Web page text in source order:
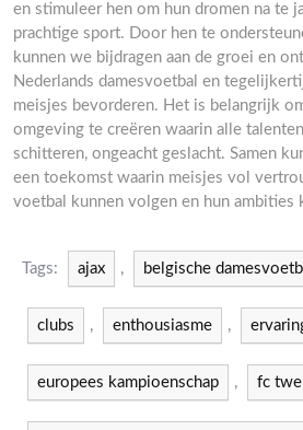
en stimuleer hen om hun dromen na te
prachtige sport. Door hen te
kunnen we bijdragen aan de groei en
Nederlands damesvoetbal en
meisjes bevorderen. Het is belangrijk
omgeving te creëren waarin alle
schitteren, ongeacht geslacht. Samen
een toekomst waarin meisjes vol
voetbal kunnen volgen en hun ambities
Tags: ajax , belgische
clubs , enthousiasme ,
europees kampioenschap , fc